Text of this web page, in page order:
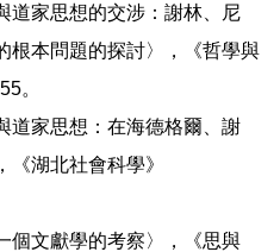
道家思想的交涉：謝林、尼
根本問題的探討〉，《哲學與
。
道家思想：在海德格爾、謝
湖北社會科學》
個文獻學的考察〉，《思與